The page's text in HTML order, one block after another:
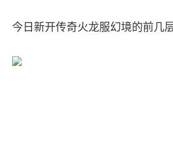
今日新开传奇火龙服幻境的前几